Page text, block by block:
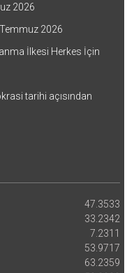
2026
2026
İlkesi Herkes İçin
tarihi açısından
47.3533
33.2342
7.2311
53.9717
63.2359